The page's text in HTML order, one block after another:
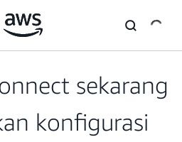
sekarang
konfigurasi